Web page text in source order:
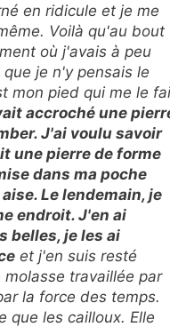
en ridicule et je me
Voilà qu'au bout
où j'avais à peu
je n'y pensais le
mon pied qui me le
accroché une
J'ai voulu savoir
une pierre de forme
dans ma poche
Le lendemain, je
endroit. J'en ai
belles, je les ai
et j'en suis resté
travaillée par
la force des temps.
que les cailloux. Elle